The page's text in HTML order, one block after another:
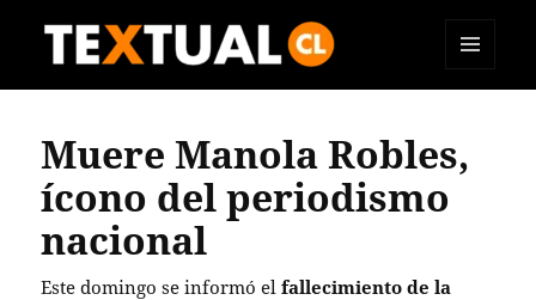
Muere Manola Robles,
ícono del periodismo
nacional
Este domingo se informó elfallecimiento de la